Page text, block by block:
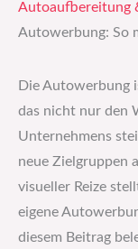
Autoaufbereitung
Autowerbung: So
Die Autowerbung
das nicht nur den
Unternehmens
neue Zielgruppen
visueller Reize
eigene
diesem Beitrag